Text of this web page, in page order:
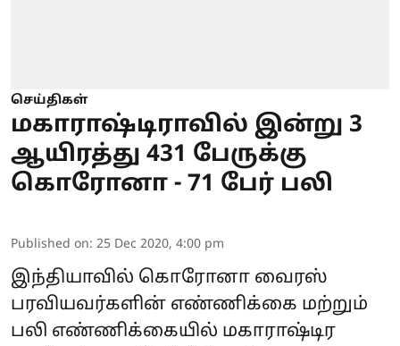
செய்திகள்
மகாராஷ்டிராவில் இன்று 3
ஆயிரத்து 431 பேருக்கு
கொரோனா - 71 பேர் பலி
Published on: 25 Dec 2020, 4:00 pm
இந்தியாவில் கொரோனா வைரஸ்
பரவியவர்களின் எண்ணிக்கை மற்றும்
பலி எண்ணிக்கையில் மகாராஷ்டிர